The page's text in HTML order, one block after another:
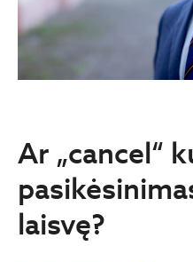
Ar „cancel“
laisvę?